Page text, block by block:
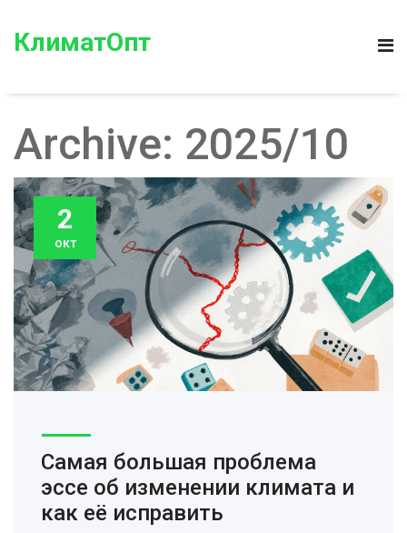
КлиматОпт
Archive: 2025/10
2
окт
Самая большая проблема
эссе об изменении климата и
как её исправить